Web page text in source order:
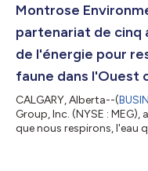
changement continu
intègrent la performance
Montrose
partenariat de cinq
de l'énergie pour
faune dans l'Ouest
CALGARY, Alberta--(
Group, Inc. (NYSE :
que nous respirons, l'eau